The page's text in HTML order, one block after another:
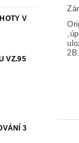
V
VZ.95
3
2B.